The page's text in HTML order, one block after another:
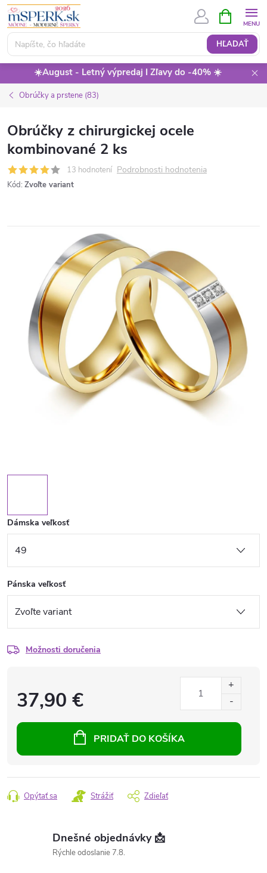
Prejsť
obsah
HĽADAŤ
KOŠÍK
☀️August - Letný výpredaj I Zľavy do -40% ☀️
Obrúčky a prstene (83)
Obrúčky z chirurgickej ocele
kombinované 2 ks
13 hodnotení Podrobnosti hodnotenia
Kód: Zvoľte variant
Dámska veľkosť
Pánska veľkosť
Možnosti doručenia
37,90 €
PRIDAŤ DO KOŠÍKA
Opýtať sa Strážiť Zdieľať
Dnešné objednávky 📩
Rýchle odoslanie 7.8.